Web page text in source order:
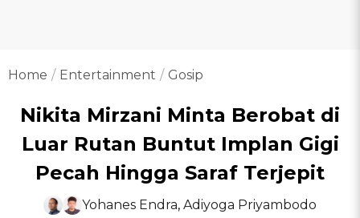
Home Entertainment Gosip
Nikita Mirzani Minta Berobat di
Luar Rutan Buntut Implan Gigi
Pecah Hingga Saraf Terjepit
Yohanes Endra, Adiyoga Priyambodo